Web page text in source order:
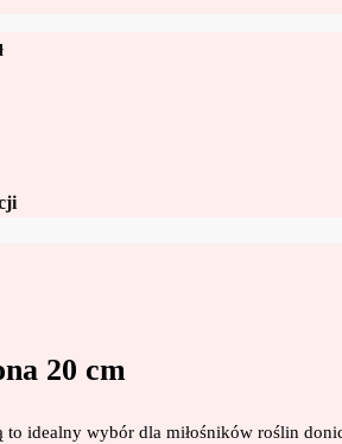
20 cm
to idealny wybór dla miłośników roślin